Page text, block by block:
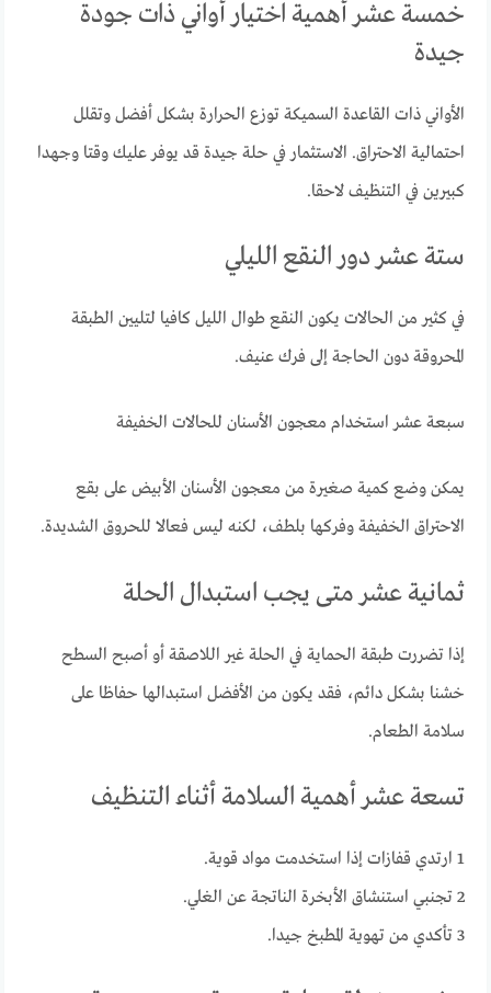
خمسة عشر أهمية اختيار أواني ذات جودة
جيدة
الأواني ذات القاعدة السميكة توزع الحرارة بشكل أفضل وتقلل
احتمالية الاحتراق. الاستثمار في حلة جيدة قد يوفر عليك وقتا وجهدا
كبيرين في التنظيف لاحقا.
ستة عشر دور النقع الليلي
في كثير من الحالات يكون النقع طوال الليل كافيا لتليين الطبقة
المحروقة دون الحاجة إلى فرك عنيف.
سبعة عشر استخدام معجون الأسنان للحالات الخفيفة
يمكن وضع كمية صغيرة من معجون الأسنان الأبيض على بقع
الاحتراق الخفيفة وفركها بلطف، لكنه ليس فعالا للحروق الشديدة.
ثمانية عشر متى يجب استبدال الحلة
إذا تضررت طبقة الحماية في الحلة غير اللاصقة أو أصبح السطح
خشنا بشكل دائم، فقد يكون من الأفضل استبدالها حفاظا على
سلامة الطعام.
تسعة عشر أهمية السلامة أثناء التنظيف
1 ارتدي قفازات إذا استخدمت مواد قوية.
2 تجنبي استنشاق الأبخرة الناتجة عن الغلي.
3 تأكدي من تهوية المطبخ جيدا.